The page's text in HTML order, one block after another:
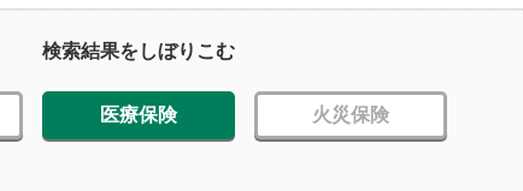
検索結果をしぼりこむ
医療保険 火災保険